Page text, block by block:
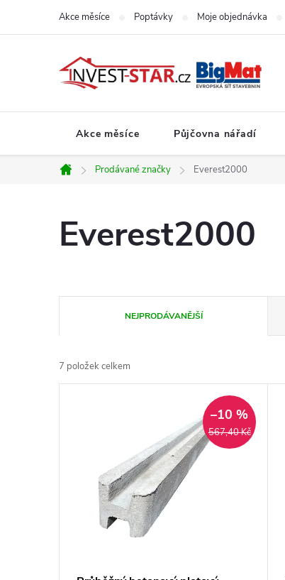
Akce měsíce Poptávky Moje objednávka
Akce měsíce Půjčovna nářadí
Domů
Prodávané značky Everest2000
Everest2000
a
z
NEJPRODÁVANĚJŠÍ
7 položek celkem
567,40 Kč
–10 %